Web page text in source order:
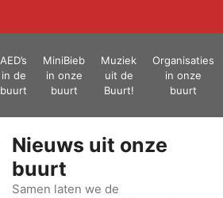
AED’s
in de
buurt
MiniBieb
in onze
buurt
Muziek
uit de
Buurt!
Organisaties
in onze
buurt
Nieuws uit onze
buurt
Samen laten we de